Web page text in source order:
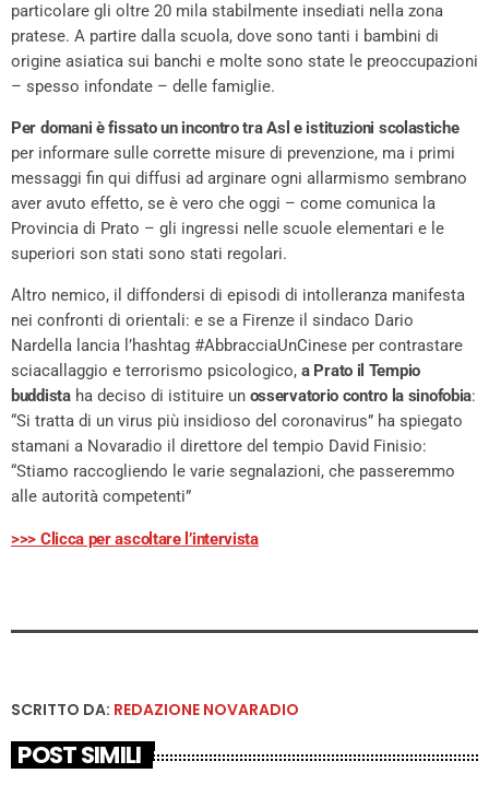
particolare gli oltre 20 mila stabilmente insediati nella zona
pratese. A partire dalla scuola, dove sono tanti i bambini di
origine asiatica sui banchi e molte sono state le preoccupazioni
– spesso infondate – delle famiglie.
Per domani è fissato un incontro tra Asl e istituzioni scolastiche
per informare sulle corrette misure di prevenzione, ma i primi
messaggi fin qui diffusi ad arginare ogni allarmismo sembrano
aver avuto effetto, se è vero che oggi – come comunica la
Provincia di Prato – gli ingressi nelle scuole elementari e le
superiori son stati sono stati regolari.
Altro nemico, il diffondersi di episodi di intolleranza manifesta
nei confronti di orientali: e se a Firenze il sindaco Dario
Nardella lancia l’hashtag #AbbracciaUnCinese per contrastare
sciacallaggio e terrorismo psicologico, a Prato il Tempio
buddistaha deciso di istituire un osservatorio contro la sinofobia:
“Si tratta di un virus più insidioso del coronavirus” ha spiegato
stamani a Novaradio il direttore del tempio David Finisio:
“Stiamo raccogliendo le varie segnalazioni, che passeremmo
alle autorità competenti”
>>> Clicca per ascoltare l’intervista
SCRITTO DA: REDAZIONE NOVARADIO
POST SIMILI